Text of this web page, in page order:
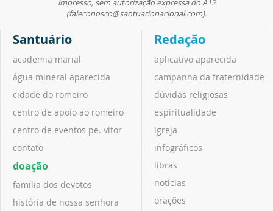
impresso, sem autorização expressa do A12
(faleconosco@santuarionacional.com).
Santuário
academia marial
água mineral aparecida
cidade do romeiro
centro de apoio ao romeiro
centro de eventos pe. vitor
contato
doação
família dos devotos
história de nossa senhora
Redação
aplicativo aparecida
campanha da fraternidade
dúvidas religiosas
espiritualidade
igreja
infográficos
libras
notícias
orações